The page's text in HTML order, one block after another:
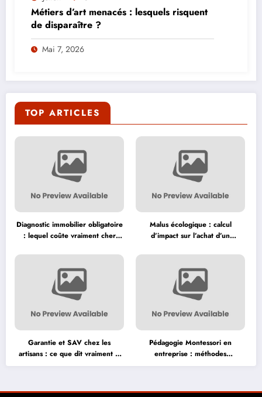
Métiers d’art menacés : lesquels risquent
de disparaître ?
Mai 7, 2026
TOP ARTICLES
Diagnostic immobilier obligatoire
: lequel coûte vraiment cher
Malus écologique : calcul
d’impact sur l’achat d’un
Garantie et SAV chez les
artisans : ce que dit vraiment la
loi
Pédagogie Montessori en
entreprise : méthodes
d’apprentissage adaptées aux